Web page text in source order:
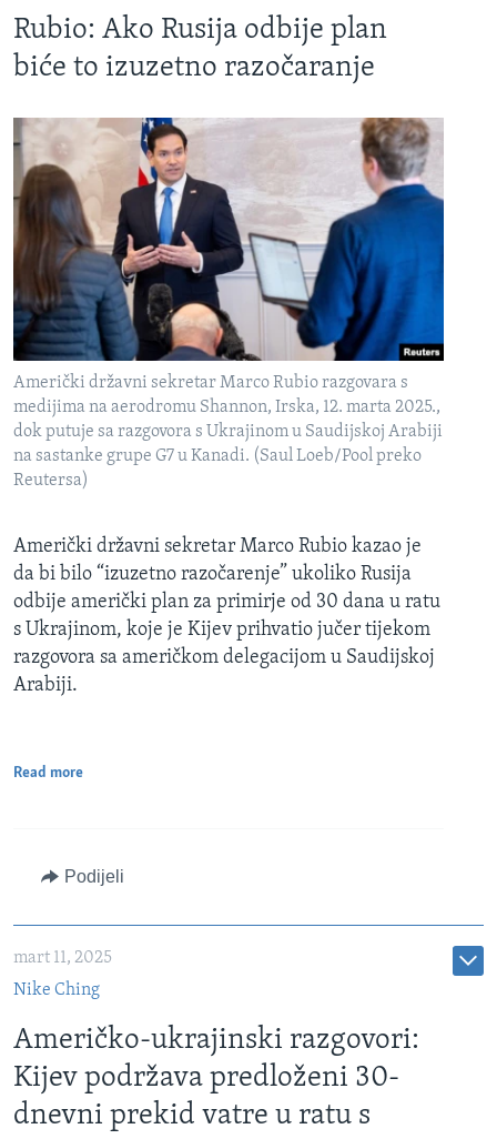
Rubio: Ako Rusija odbije plan
biće to izuzetno razočaranje
Američki državni sekretar Marco Rubio razgovara s
medijima na aerodromu Shannon, Irska, 12. marta 2025.,
dok putuje sa razgovora s Ukrajinom u Saudijskoj Arabiji
na sastanke grupe G7 u Kanadi. (Saul Loeb/Pool preko
Reutersa)
Američki državni sekretar Marco Rubio kazao je
da bi bilo “izuzetno razočarenje” ukoliko Rusija
odbije američki plan za primirje od 30 dana u ratu
s Ukrajinom, koje je Kijev prihvatio jučer tijekom
razgovora sa američkom delegacijom u Saudijskoj
Arabiji.
Read more
Podijeli
mart 11, 2025
Nike Ching
Američko-ukrajinski razgovori:
Kijev podržava predloženi 30-
dnevni prekid vatre u ratu s